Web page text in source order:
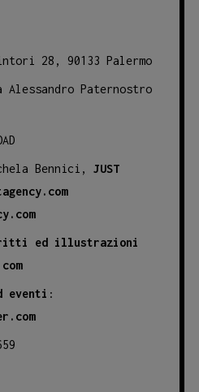
28, 90133 Palermo
Alessandro Paternostro
Bennici, JUST
ed illustrazioni
eventi :